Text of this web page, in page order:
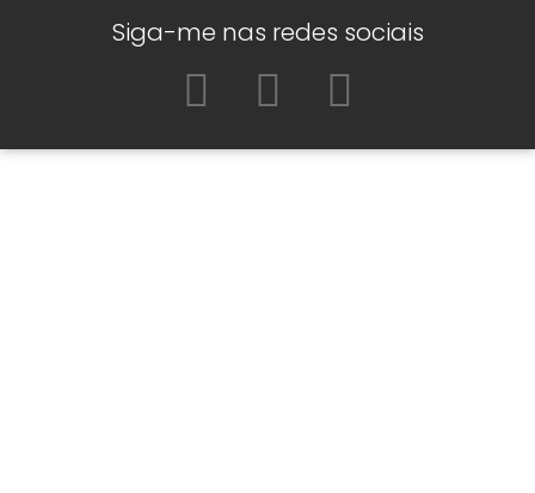
Siga-me nas redes sociais